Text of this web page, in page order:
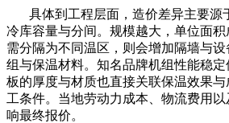
具体到工程层面，造价差异主要源
冷库容量与分间。规模越大，单位面
需分隔为不同温区，则会增加隔墙与
组与保温材料。知名品牌机组性能稳
板的厚度与材质也直接关联保温效果
工条件。当地劳动力成本、物流费用
响最终报价。